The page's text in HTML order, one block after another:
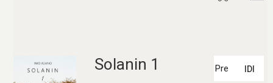
Solanin 1 IDI